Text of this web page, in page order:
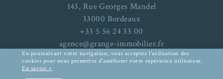
143, Rue Georges Mandel
33000 Bordeaux
+33 5 56 24 33 00
agence@grange-immobilier.fr
En poursuivant votre navigation, vous acceptez l'utilisation des
cookies pour nous permettre d'améliorer votre expérience utilisateur.
En savoir +.